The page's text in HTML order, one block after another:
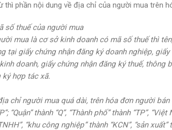
thì phần nội dung về địa chỉ của người mua trên
số thuế của người mua
mua là cơ sở kinh doanh có mã số thuế thì
tại giấy chứng nhận đăng ký doanh nghiệp,
doanh, giấy chứng nhận đăng ký thuế,
ký hợp tác xã.
chỉ người mua quá dài, trên hóa đơn người
“Quận” thành “Q”, “Thành phố” thành “TP”,
“khu công nghiệp” thành “KCN”, “sản